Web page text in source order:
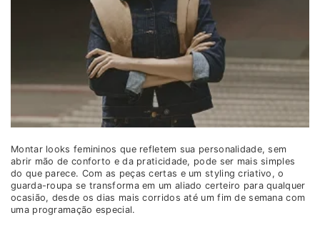
Montar looks femininos que refletem sua personalidade, sem
abrir mão de conforto e da praticidade, pode ser mais simples
do que parece. Com as peças certas e um styling criativo, o
guarda-roupa se transforma em um aliado certeiro para qualquer
ocasião, desde os dias mais corridos até um fim de semana com
uma programação especial.